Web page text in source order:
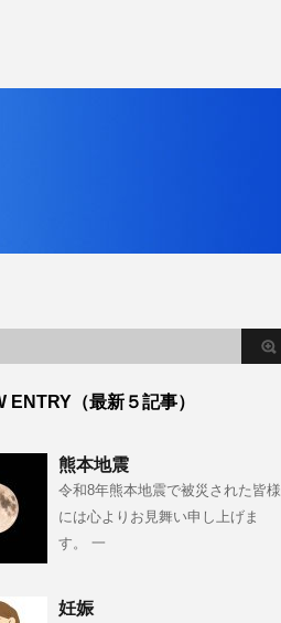
ENTRY（最新５記事）
熊本地震
令和8年熊本地震で被災された皆様
には心よりお見舞い申し上げま
す。 一
妊娠